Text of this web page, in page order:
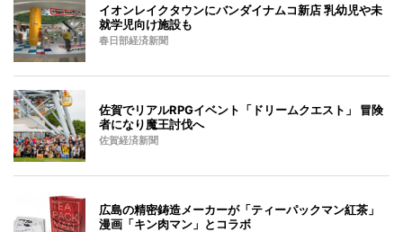
イオンレイクタウンにバンダイナムコ新店 乳幼児や未
就学児向け施設も
春日部経済新聞
佐賀でリアルRPGイベント「ドリームクエスト」 冒険
者になり魔王討伐へ
佐賀経済新聞
広島の精密鋳造メーカーが「ティーパックマン紅茶」
漫画「キン肉マン」とコラボ